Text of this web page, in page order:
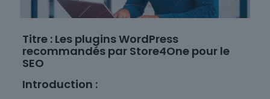
Titre : Les plugins WordPress
recommandés par Store4One pour le
SEO
Introduction :